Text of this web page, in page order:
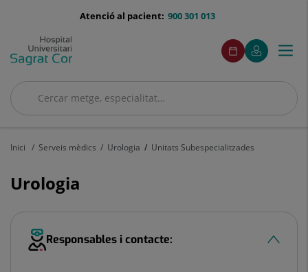
menu-
900 301 013
Atenció al pacient:
Cercar
Cercar
menuAcceso
Demaneu
cita
Aquest
enllaç
s'obrirà
una
El
meu
Aquest
enllaç
s'obrirà
una
finestra
Menú
Inici Serveis mèdics Urologia Unitats Subespecialitzades
Urologia
Responsables i contacte: